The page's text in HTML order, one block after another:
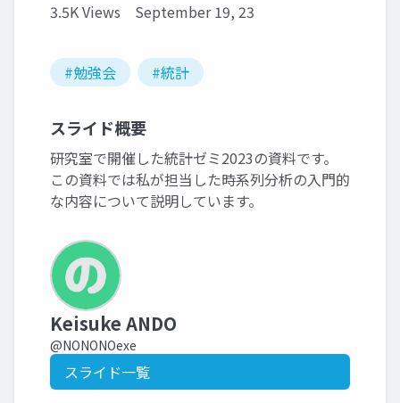
3.5K Views September 19, 23
#勉強会 #統計
スライド概要
研究室で開催した統計ゼミ2023の資料です。
この資料では私が担当した時系列分析の入門的
な内容について説明しています。
Keisuke ANDO
@NONONOexe
スライド一覧